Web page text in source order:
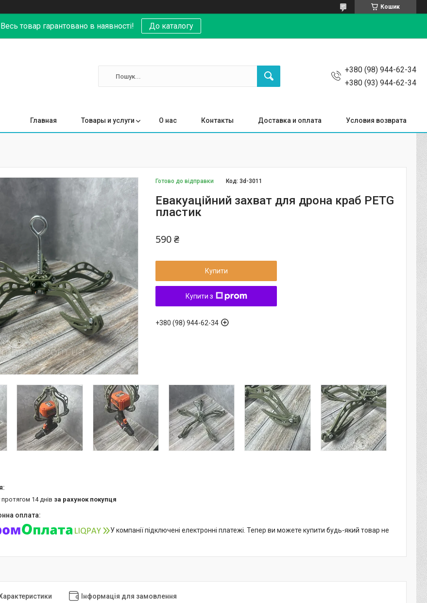
Кошик
Весь товар гарантовано в наявності! До каталогу
+380 (98) 944-62-34
+380 (93) 944-62-34
Главная Товары и услуги О нас Контакты Доставка и оплата Условия возврата
Готово до відправки Код:3d-3011
Евакуаційний захват для дрона краб PETG
пластик
590 ₴
Купити
Купити з
+380 (98) 944-62-34
14 днів за рахунок покупця
У компанії підключені електронні платежі. Тепер ви можете купити будь-який товар не
Інформація для замовлення